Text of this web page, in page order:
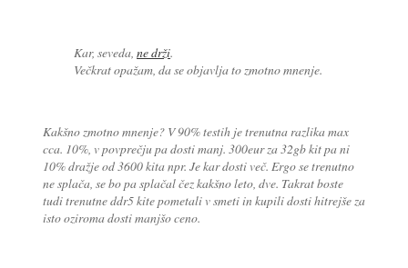
Kar, seveda,ne drži.
Večkrat opažam, da se objavlja to zmotno mnenje.
Kakšno zmotno mnenje? V 90% testih je trenutna razlika max
cca. 10%, v povprečju pa dosti manj. 300eur za 32gb kit pa ni
10% dražje od 3600 kita npr. Je kar dosti več. Ergo se trenutno
ne splača, se bo pa splačal čez kakšno leto, dve. Takrat boste
tudi trenutne ddr5 kite pometali v smeti in kupili dosti hitrejše za
isto oziroma dosti manjšo ceno.